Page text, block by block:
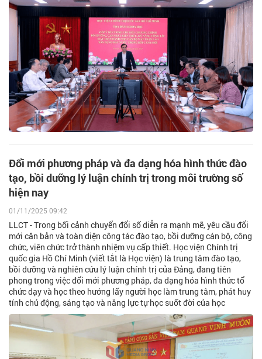
Đổi mới phương pháp và đa dạng hóa hình thức đào
tạo, bồi dưỡng lý luận chính trị trong môi trường số
hiện nay
01/11/2025 09:42
LLCT - Trong bối cảnh chuyển đổi số diễn ra mạnh mẽ, yêu cầu đổi
mới căn bản và toàn diện công tác đào tạo, bồi dưỡng cán bộ, công
chức, viên chức trở thành nhiệm vụ cấp thiết. Học viện Chính trị
quốc gia Hồ Chí Minh (viết tắt là Học viện) là trung tâm đào tạo,
bồi dưỡng và nghiên cứu lý luận chính trị của Đảng, đang tiên
phong trong việc đổi mới phương pháp, đa dạng hóa hình thức tổ
chức dạy và học theo hướng lấy người học làm trung tâm, phát huy
tính chủ động, sáng tạo và năng lực tự học suốt đời của học